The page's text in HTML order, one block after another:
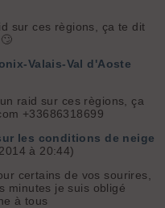
sur ces règions, ça te dit
Valais-Val d'Aoste
raid sur ces règions, ça
+33686318699
les conditions de neige
à 20:44)
certains de vos sourires,
minutes je suis obligé
à tous